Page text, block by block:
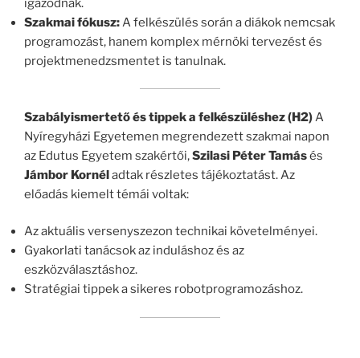
igazodnak.
Szakmai fókusz:A felkészülés során a diákok nemcsak
programozást, hanem komplex mérnöki tervezést és
projektmenedzsmentet is tanulnak.
Szabályismertető és tippek a felkészüléshez (H2)A
Nyíregyházi Egyetemen megrendezett szakmai napon
az Edutus Egyetem szakértői,Szilasi Péter Tamásés
Jámbor Kornéladtak részletes tájékoztatást. Az
előadás kiemelt témái voltak:
Az aktuális versenyszezon technikai követelményei.
Gyakorlati tanácsok az induláshoz és az
eszközválasztáshoz.
Stratégiai tippek a sikeres robotprogramozáshoz.